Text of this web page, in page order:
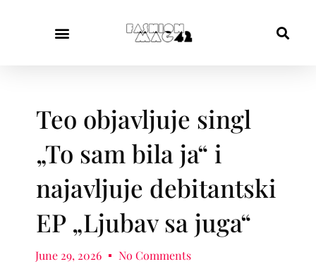
Teo objavljuje singl
„To sam bila ja“ i
najavljuje debitantski
EP „Ljubav sa juga“
June 29, 2026 No Comments